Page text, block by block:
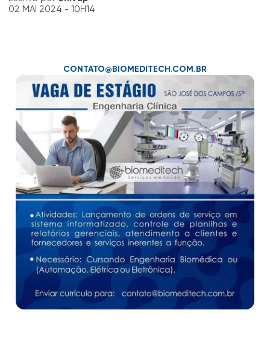
02 MAI 2024 - 10H14
CONTATO@BIOMEDITECH.COM.BR